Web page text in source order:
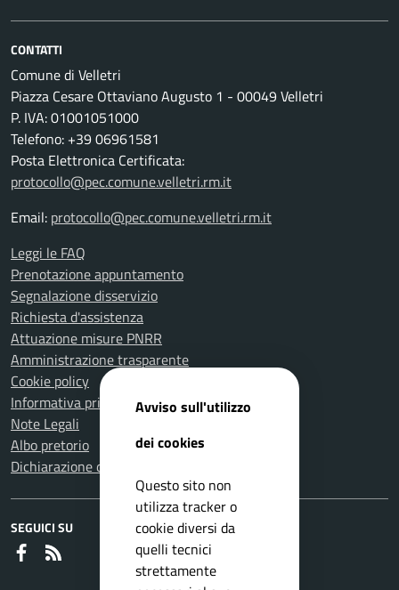
CONTATTI
Comune di Velletri
Piazza Cesare Ottaviano Augusto 1 - 00049 Velletri
P. IVA: 01001051000
Telefono: +39 06961581
Posta Elettronica Certificata:
protocollo@pec.comune.velletri.rm.it
Email: protocollo@pec.comune.velletri.rm.it
Leggi le FAQ
Prenotazione appuntamento
Segnalazione disservizio
Richiesta d'assistenza
Attuazione misure PNRR
Amministrazione trasparente
Cookie policy
Informativa privacy
Note Legali
Albo pretorio
Dichiarazione di accessibilità
SEGUICI SU
Faceboook
Avviso sull'utilizzo
dei cookies
Questo sito non
utilizza tracker o
cookie diversi da
quelli tecnici
strettamente